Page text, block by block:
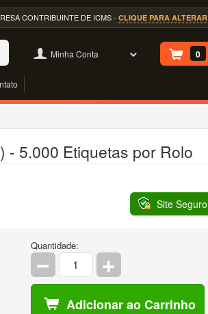
CONTRIBUINTE DE ICMS - CLIQUE PARA ALTERAR
Minha Conta 0
- 5.000 Etiquetas por Rolo
Site Seguro
Quantidade:
Adicionar ao Carrinho